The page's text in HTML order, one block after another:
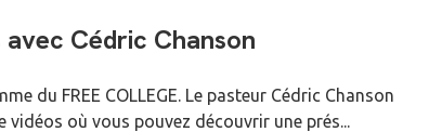
Cédric Chanson
du FREE COLLEGE. Le pasteur Cédric Chanson
où vous pouvez découvrir une prés...